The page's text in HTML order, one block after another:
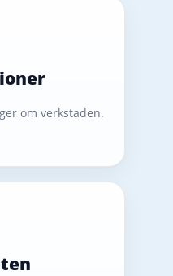
om verkstaden.